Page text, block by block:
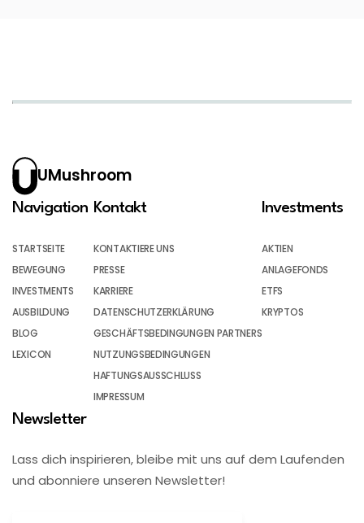
UMushroom
Navigation
STARTSEITE
BEWEGUNG
INVESTMENTS
AUSBILDUNG
BLOG
LEXICON
Kontakt
KONTAKTIERE UNS
PRESSE
KARRIERE
DATENSCHUTZERKLÄRUNG
GESCHÄFTSBEDINGUNGEN PARTNERS
NUTZUNGSBEDINGUNGEN
HAFTUNGSAUSSCHLUSS
IMPRESSUM
Investments
AKTIEN
ANLAGEFONDS
ETFS
KRYPTOS
Newsletter
Lass dich inspirieren, bleibe mit uns auf dem Laufenden
und abonniere unseren Newsletter!